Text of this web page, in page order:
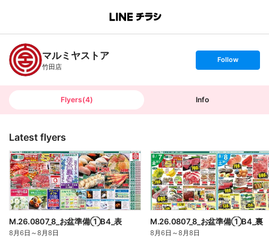
B
n
c
h
T
マルミヤストア
竹田店
s
t
o
Follow
Flyers(4) Info
Latest flyers
M.26.0807_8_お盆準備①B4_表
8月6日 ～8月8日
M.26.0807_8_お盆準備①B4_裏
8月6日 ～8月8日